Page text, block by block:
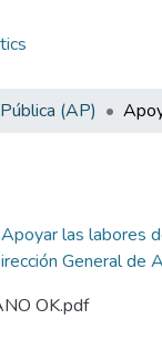
(AP)
Apoyar las labores
General
OK.pdf